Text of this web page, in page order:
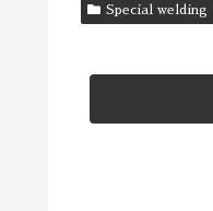
Special welding